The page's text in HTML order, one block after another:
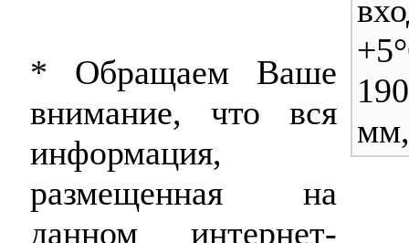
* Обращаем Ваше
внимание, что вся
информация,
размещенная на
данном интернет-